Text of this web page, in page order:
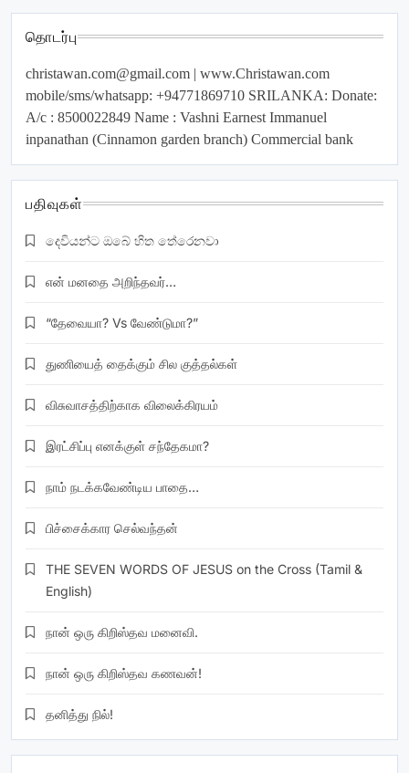
தொடர்பு
christawan.com@gmail.com | www.Christawan.com
mobile/sms/whatsapp: +94771869710 SRILANKA: Donate:
A/c : 8500022849 Name : Vashni Earnest Immanuel
inpanathan (Cinnamon garden branch) Commercial bank
பதிவுகள்
දෙවියන්ට ඔබේ හිත තේරෙනවා
என் மனதை அறிந்தவர்…
“தேவையா? Vs வேண்டுமா?”
துணியைத் தைக்கும் சில குத்தல்கள்
விசுவாசத்திற்காக விலைக்கிரயம்
இரட்சிப்பு எனக்குள் சந்தேகமா?
நாம் நடக்கவேண்டிய பாதை…
பிச்சைக்கார செல்வந்தன்
THE SEVEN WORDS OF JESUS on the Cross (Tamil &
English)
நான் ஒரு கிறிஸ்தவ மனைவி.
நான் ஒரு கிறிஸ்தவ கணவன்!
தனித்து நில்!